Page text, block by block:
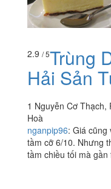
2.9 / 5Trùng
Hải Sản
1 Nguyễn Cơ Thạch,
Hoà
nganpip96: Giá cũng
tầm cỡ 6/10. Nhưng
tầm chiều tối mà gần